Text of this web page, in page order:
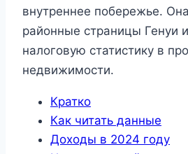
внутреннее побережье.
районные страницы Генуи
налоговую статистику в
недвижимости.
Кратко
Как читать данные
Доходы в 2024 году